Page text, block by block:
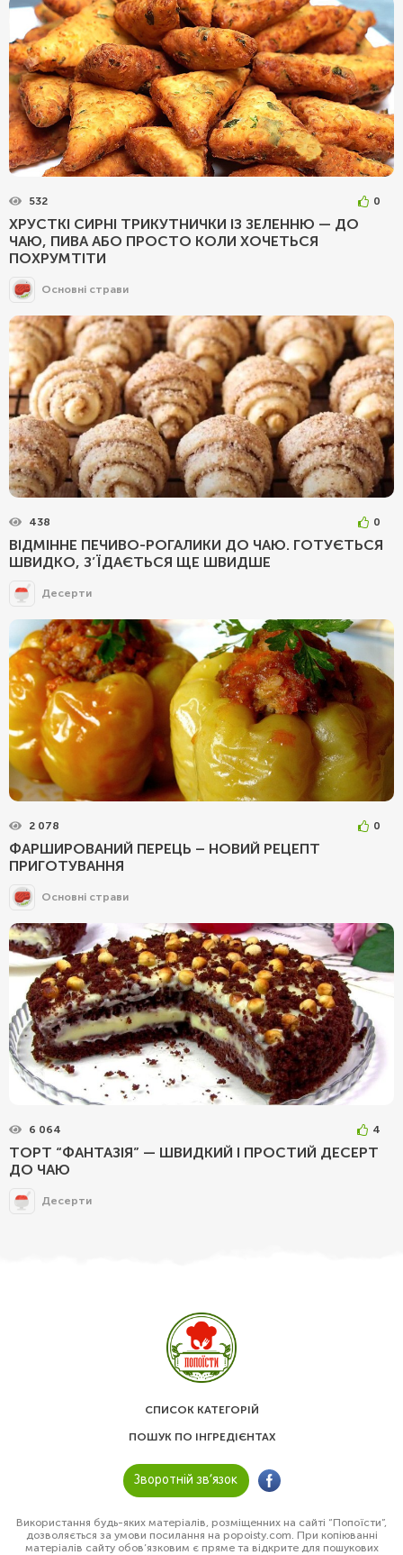
532 0
ХРУСТКІ СИРНІ ТРИКУТНИЧКИ ІЗ ЗЕЛЕННЮ — ДО
ЧАЮ, ПИВА АБО ПРОСТО КОЛИ ХОЧЕТЬСЯ
ПОХРУМТІТИ
Основні страви
438 0
ВІДМІННЕ ПЕЧИВО-РОГАЛИКИ ДО ЧАЮ. ГОТУЄТЬСЯ
ШВИДКО, З’ЇДАЄТЬСЯ ЩЕ ШВИДШЕ
Десерти
2 078 0
ФАРШИРОВАНИЙ ПЕРЕЦЬ – НОВИЙ РЕЦЕПТ
ПРИГОТУВАННЯ
Основні страви
6 064 4
ТОРТ “ФАНТАЗІЯ” — ШВИДКИЙ І ПРОСТИЙ ДЕСЕРТ
ДО ЧАЮ
Десерти
СПИСОК КАТЕГОРІЙ
ПОШУК ПО ІНГРЕДІЄНТАХ
Зворотній зв’язок
Використання будь-яких матеріалів, розміщенних на сайті “Попоїсти”,
дозволяється за умови посилання на popoisty.com. При копіюванні
матеріалів сайту обов’язковим є пряме та відкрите для пошукових